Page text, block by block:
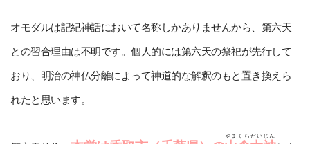
オモダルは記紀神話において名称しかありませんから、第六天
との習合理由は不明です。個人的には第六天の祭祀が先行して
おり、明治の神仏分離によって神道的な解釈のもと置き換えら
れたと思います。
やまくらだいじん